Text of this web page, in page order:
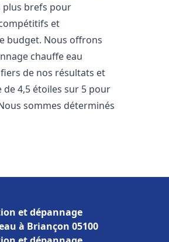
plus brefs pour
et
budget. Nous offrons
chauffe eau
de nos résultats et
4,5 étoiles sur 5 pour
sommes déterminés
et dépannage
à Briançon 05100